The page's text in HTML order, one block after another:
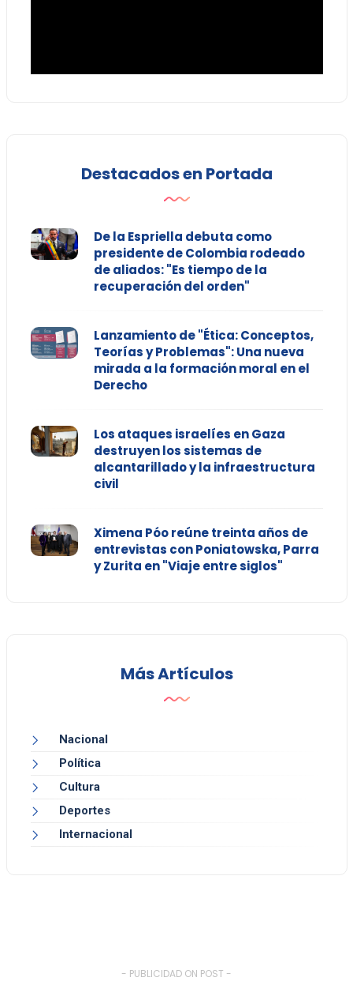
Destacados en Portada
De la Espriella debuta como
presidente de Colombia rodeado
de aliados: "Es tiempo de la
recuperación del orden"
Lanzamiento de "Ética: Conceptos,
Teorías y Problemas": Una nueva
mirada a la formación moral en el
Derecho
Los ataques israelíes en Gaza
destruyen los sistemas de
alcantarillado y la infraestructura
civil
Ximena Póo reúne treinta años de
entrevistas con Poniatowska, Parra
y Zurita en "Viaje entre siglos"
Más Artículos
Nacional
Política
Cultura
Deportes
Internacional
- PUBLICIDAD ON POST -